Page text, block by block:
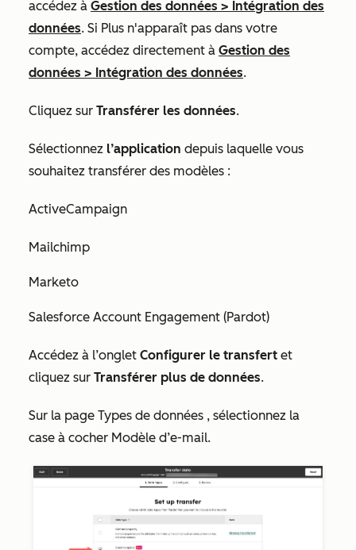
accédez à Gestion des données > Intégration des
données. Si Plus n'apparaît pas dans votre
compte, accédez directement à Gestion des
données > Intégration des données.
Cliquez sur Transférer les données.
Sélectionnez l’application depuis laquelle vous
souhaitez transférer des modèles :
ActiveCampaign
Mailchimp
Marketo
Salesforce Account Engagement (Pardot)
Accédez à l’onglet Configurer le transfert et
cliquez sur Transférer plus de données.
Sur la page Types de données , sélectionnez la
case à cocher Modèle d’e-mail.